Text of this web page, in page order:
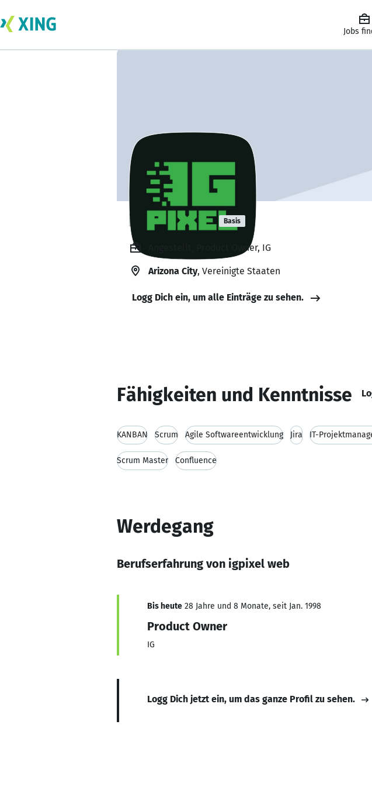
Jobs
igpixel web Basis
Angestellt, Product Owner, IG
Arizona City, Vereinigte Staaten
Logg Dich ein, um alle Einträge zu sehen.
Fähigkeiten und Kenntnisse
KANBAN Scrum Agile Softwareentwicklung Jira IT-
Scrum Master Confluence
Werdegang
Berufserfahrung von igpixel web
Bis heute 28 Jahre und 8 Monate, seit Jan. 1998
Product Owner
IG
Logg Dich jetzt ein, um das ganze Profil zu sehen.